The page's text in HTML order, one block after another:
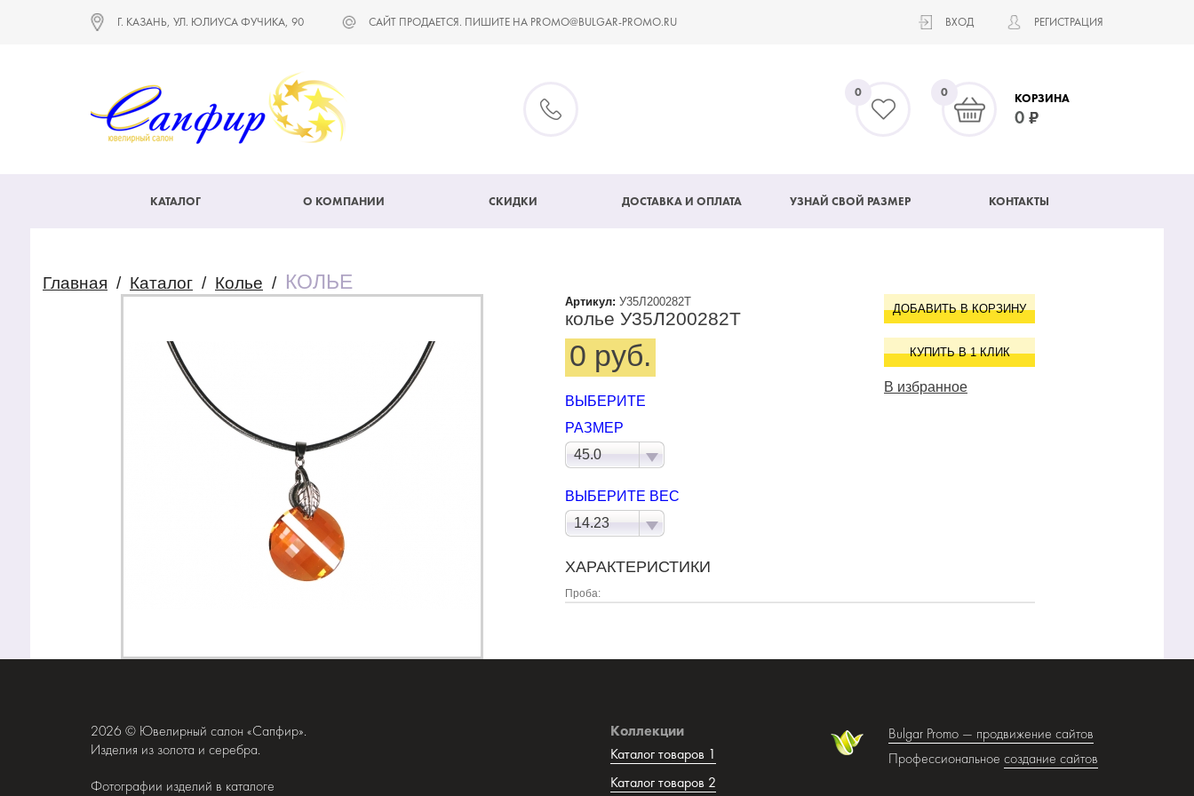
Г. КАЗАНЬ, УЛ. ЮЛИУСА ФУЧИКА, 90 САЙТ ПРОДАЕТСЯ. ПИШИТЕ НА PROMO@BULGAR-PROMO.RU ВХОД РЕГИСТРАЦИЯ
0 0 КОРЗИНА
0
КАТАЛОГ О КОМПАНИИ СКИДКИ ДОСТАВКА И ОПЛАТА УЗНАЙ СВОЙ РАЗМЕР КОНТАКТЫ
Главная / Каталог / Колье / КОЛЬЕ
Артикул: У35Л200282Т
колье У35Л200282Т
0 руб.
ВЫБЕРИТЕ
РАЗМЕР
45.0
ВЫБЕРИТЕ ВЕС
14.23
ДОБАВИТЬ В КОРЗИНУ
КУПИТЬ В 1 КЛИК
В избранное
ХАРАКТЕРИСТИКИ
Проба:
2026 © Ювелирный салон «Сапфир».
Изделия из золота и серебра.
Фотографии изделий в каталоге
Коллекции
Каталог товаров 1
Каталог товаров 2
Bulgar Promo — продвижение сайтов
Профессиональное создание сайтов